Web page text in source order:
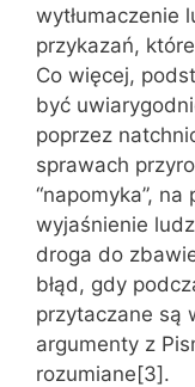
wytłumaczenie
przykazań,
Co więcej,
być
poprzez
sprawach
“napomyka”,
wyjaśnienie
droga do
błąd, gdy
przytaczane są
argumenty z
rozumiane[3].